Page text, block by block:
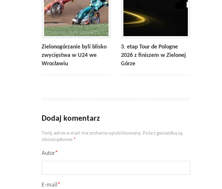
Zielonogórzanie byli blisko
zwycięstwa w U24 we
Wrocławiu
3. etap Tour de Pologne
2026 z finiszem w Zielonej
Górze
Dodaj komentarz
Twój adres e-mail nie zostanie opublikowany. Pola z gwiazdką są
obowiązkowe *
Autor*
E-mail*